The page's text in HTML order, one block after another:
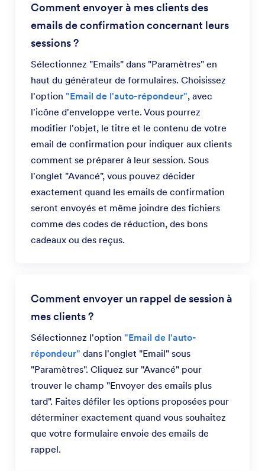
Comment envoyer à mes clients des
emails de confirmation concernant leurs
sessions ?
Sélectionnez "Emails" dans "Paramètres" en
haut du générateur de formulaires. Choisissez
l'option"Email de l'auto-répondeur", avec
l'icône d'enveloppe verte. Vous pourrez
modifier l'objet, le titre et le contenu de votre
email de confirmation pour indiquer aux clients
comment se préparer à leur session. Sous
l'onglet "Avancé", vous pouvez décider
exactement quand les emails de confirmation
seront envoyés et même joindre des fichiers
comme des codes de réduction, des bons
cadeaux ou des reçus.
Comment envoyer un rappel de session à
mes clients ?
Sélectionnez l'option"Email de l'auto-
répondeur" dans l'onglet "Email" sous
"Paramètres". Cliquez sur "Avancé" pour
trouver le champ "Envoyer des emails plus
tard". Faites défiler les options proposées pour
déterminer exactement quand vous souhaitez
que votre formulaire envoie des emails de
rappel.